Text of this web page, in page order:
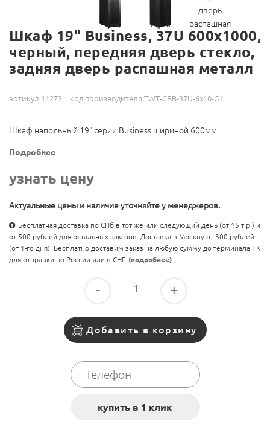
Шкаф 19" Business, 37U 600x1000,
черный, передняя дверь стекло,
задняя дверь распашная металл
артикул 11273 код производителя TWT-CBB-37U-6x10-G1
Шкаф напольный 19" серии Business шириной 600мм
Подробнее
узнать цену
Актуальные цены и наличие уточняйте у менеджеров.
Бесплатная доставка по СПб в тот же или следующий день (от 15 т.р.) и
от 500 рублей для остальных заказов. Доставка в Москву от 300 рублей
(от 1-го дня). Бесплатно доставим заказ на любую сумму до терминала ТК
для отправки по России или в СНГ. (подробнее)
- +
Добавить в корзину